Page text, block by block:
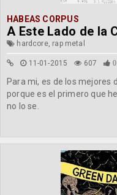
HABEAS CORPUS
A Este Lado de la
hardcore, rap metal
11-01-2015 607 0
Para mi, es de los mejores
porque es el primero que
no lo se.